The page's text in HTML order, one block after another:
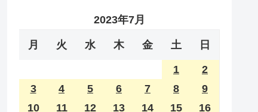
2023年7月
月 火 水 木 金 土 日
1
2
3
4 5 6 7 8
9
10
11 12 13 14 15 16